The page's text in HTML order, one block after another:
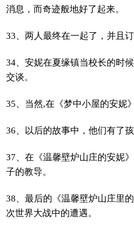
消息，而奇迹般地好了起来。
33、两人最终在一起了，并且订
34、安妮在夏缘镇当校长的时
交谈。
35、当然,在《梦中小屋的安妮
36、以后的故事中，他们有了孩
37、在《温馨壁炉山庄的安妮
子的教导。
38、最后的《温馨壁炉山庄里
次世界大战中的遭遇。